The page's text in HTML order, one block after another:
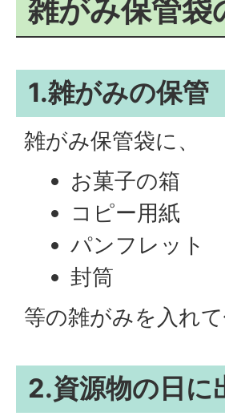
雑がみ保管袋
1.雑がみの保管
雑がみ保管袋に、
お菓子の箱
コピー用紙
パンフレット
封筒
等の雑がみを入れて
2.資源物の日に